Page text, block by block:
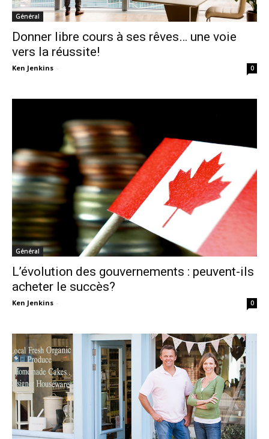
Général
Donner libre cours à ses rêves… une voie
vers la réussite!
Ken Jenkins - 0
Général
L’évolution des gouvernements : peuvent-ils
acheter le succès?
Ken Jenkins - 0